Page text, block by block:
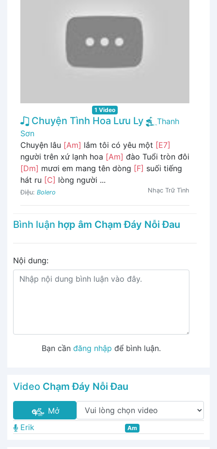
1 Video
Chuyện Tình Hoa Lưu Ly
Thanh
Sơn
Chuyện lâu [Am] lắm tôi có yêu một [E7]
người trên xứ lạnh hoa [Am] đào Tuổi tròn đôi
[Dm] mươi em mang tên dòng [F] suối tiếng
hát ru [C] lòng người ...
Điệu: Bolero Nhạc Trữ Tình
Bình luận hợp âm Chạm Đáy Nỗi Đau
Nội dung:
Bạn cần đăng nhập để bình luận.
Video Chạm Đáy Nỗi Đau
Mở
Erik
Am